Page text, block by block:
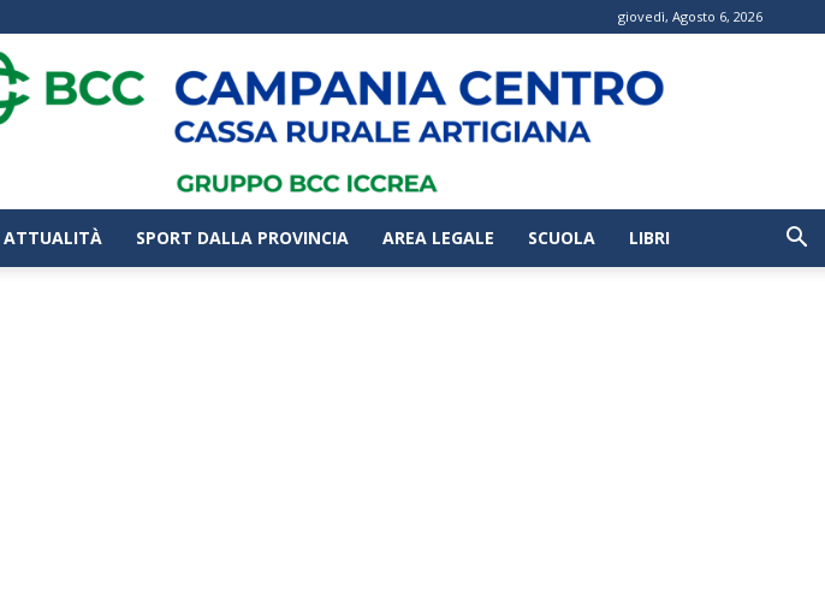
giovedì, Agosto 6, 2026
ATTUALITÀ SPORT DALLA PROVINCIA AREA LEGALE SCUOLA LIBRI